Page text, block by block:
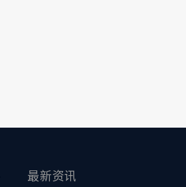
最新资讯